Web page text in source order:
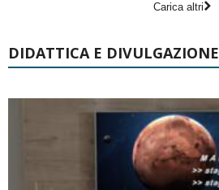
Carica altri
DIDATTICA E DIVULGAZIONE